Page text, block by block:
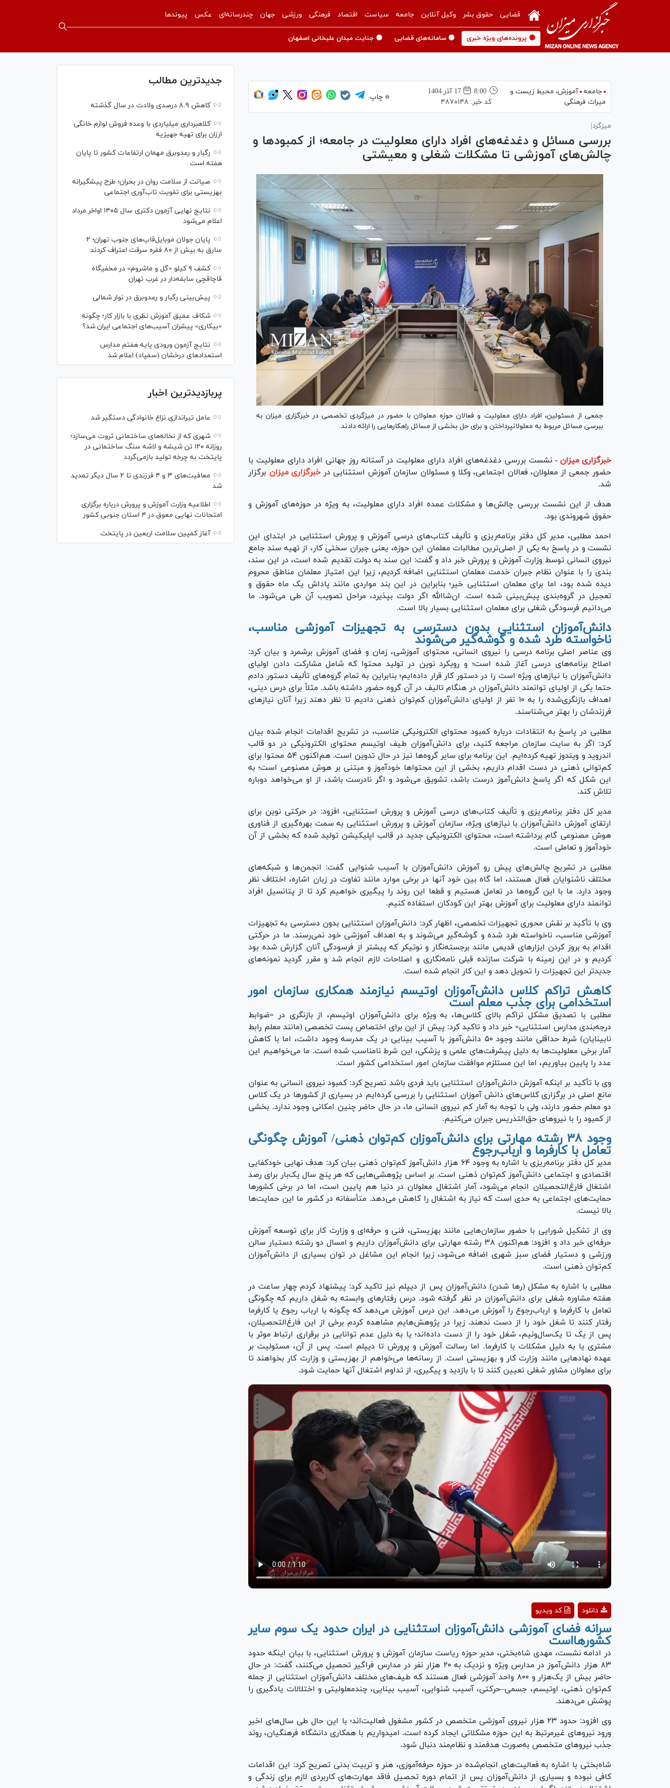
قضایی حقوق بشر وکیل آنلاین جامعه سیاست اقتصاد فرهنگی ورزشی جهان چندرسانه‌ای عکس پیوندها
🟡 پرونده‌های ویژه خبری 🟡 سامانه‌های قضایی 🟡 جنایت میدان علیخانی اصفهان
جامعه آموزش،‌ محیط زیست و
میراث فرهنگی
8:00
17 آذر 1404
کد خبر: ۴۸۷۰۱۴۸
چاپ
میزگرد|
بررسی مسائل و دغدغه‌های افراد دارای معلولیت در جامعه؛ از کمبودها و
چالش‌های آموزشی تا مشکلات شغلی و معیشتی
جمعی از مسئولین، افراد دارای معلولیت و فعالان حوزه معلولان با حضور در میزگردی تخصصی در خبرگزاری میزان به
ببرسی مسائل مربوط به معلولانپرداختن و برای حل بخشی از مسائل راهکارهایی را ارائه دادند.
خبرگزاری میزان - نشست بررسی دغدغه‌های افراد دارای معلولیت در آستانه روز جهانی افراد دارای معلولیت با
حضور جمعی از معلولان، فعالان اجتماعی، وکلا و مسئولان سازمان آموزش استثنایی در خبرگزاری میزان برگزار
شد.
هدف از این نشست بررسی چالش‌ها و مشکلات عمده افراد دارای معلولیت، به ویژه در حوزه‌های آموزش و
حقوق شهروندی بود.
احمد مطلبی، مدیر کل دفتر برنامه‌ریزی و تألیف کتاب‌های درسی آموزش و پرورش استثنایی در ابتدای این
نشست و در پاسخ به یکی از اصلی‌ترین مطالبات معلمان این حوزه، یعنی جبران سختی کار، از تهیه سند جامع
نیروی انسانی توسط وزارت آموزش و پرورش خبر داد و گفت: این سند به دولت تقدیم شده است، در این سند،
بندی را با عنوان نظام جبران خدمت معلمان استثنایی اضافه کردیم، زیرا این امتیاز معلمان مناطق محروم
دیده شده بود، اما برای معلمان استثنایی خیر؛ بنابراین در این بند مواردی مانند پاداش یک ماه حقوق و
تعجیل در گروه‌بندی پیش‌بینی شده است. ان‌شاالله اگر دولت بپذیرد، مراحل تصویب آن طی می‌شود. ما
می‌دانیم فرسودگی شغلی برای معلمان استثنایی بسیار بالا است.
دانش‌آموزان استثنایی بدون دسترسی به تجهیزات آموزشی مناسب،
ناخواسته طرد شده و گوشه‌گیر می‌شوند
وی عناصر اصلی برنامه درسی را نیروی انسانی، محتوای آموزشی، زمان و فضای آموزش برشمرد و بیان کرد:
اصلاح برنامه‌های درسی آغاز شده است؛ و رویکرد نوین در تولید محتوا که شامل مشارکت دادن اولیای
دانش‌آموزان با نیاز‌های ویژه است را در دستور کار قرار داده‌ایم؛ بنابراین به تمام گروه‌های تألیف دستور دادم
حتما یکی از اولیای توانمند دانش‌آموزان در هنگام تالیف در آن گروه حضور داشته باشد. مثلاً برای درس دینی،
اهداف بازنگری‌شده را به ۱۰ نفر از اولیای دانش‌آموزان کم‌توان ذهنی دادیم تا نظر دهند زیرا آنان نیاز‌های
فرزندشان را بهتر می‌شناسند.
مطلبی در پاسخ به انتقادات درباره کمبود محتوای الکترونیکی مناسب، در تشریح اقدامات انجام شده بیان
کرد: اگر به سایت سازمان مراجعه کنید، برای دانش‌آموزان طیف اوتیسم محتوای الکترونیکی در دو قالب
اندروید و ویندوز تهیه کرده‌ایم. این برنامه برای سایر گروه‌ها نیز در حال تدوین است. هم‌اکنون ۵۴ محتوا برای
کم‌توانی ذهنی در دست اقدام داریم، بخشی از این محتوا‌ها خودآموز و مبتنی بر هوش مصنوعی است؛ به
این شکل که اگر پاسخ دانش‌آموز درست باشد، تشویق می‌شود و اگر نادرست باشد، از او می‌خواهد دوباره
تلاش کند.
مدیر کل دفتر برنامه‌ریزی و تألیف کتاب‌های درسی آموزش و پرورش استثنایی، افزود: در حرکتی نوین برای
ارتقای آموزش دانش‌آموزان با نیاز‌های ویژه، سازمان آموزش و پرورش استثنایی به سمت بهره‌گیری از فناوری
هوش مصنوعی گام برداشته است، محتوای الکترونیکی جدید در قالب اپلیکیشن تولید شده که بخشی از آن
خودآموز و تعاملی است.
مطلبی در تشریح چالش‌های پیش رو آموزش دانش‌آموزان با آسیب شنوایی گفت: انجمن‌ها و شبکه‌های
مختلف ناشنوایان فعال هستند، اما گاه بین خود آنها در برخی موارد مانند تفاوت در زبان اشاره، اختلاف نظر
وجود دارد. ما با این گروه‌ها در تعامل هستیم و قطعا این روند را پیگیری خواهیم کرد تا از پتانسیل افراد
توانمند دارای معلولیت برای آموزش بهتر این کودکان استفاده کنیم.
وی با تأکید بر نقش محوری تجهیزات تخصصی، اظهار کرد: دانش‌آموزان استثنایی بدون دسترسی به تجهیزات
آموزشی مناسب، ناخواسته طرد شده و گوشه‌گیر می‌شوند و به اهداف آموزشی خود نمی‌رسند. ما در حرکتی
اقدام به بروز کردن ابزار‌های قدیمی مانند برجسته‌نگار و نوتیکر که پیشتر از فرسودگی آنان گزارش شده بود
کردیم و در این زمینه با شرکت سازنده قبلی نامه‌نگاری و اصلاحات لازم انجام شد و مقرر گردید نمونه‌های
جدیدتر این تجهیزات را تحویل دهد و این کار انجام شده است.
کاهش تراکم کلاس‌ دانش‌آموزان اوتیسم نیازمند همکاری سازمان امور
استخدامی برای جذب معلم است
مطلبی با تصدیق مشکل تراکم بالای کلاس‌ها، به ویژه برای دانش‌آموزان اوتیسم، از بازنگری در «ضوابط
درجه‌بندی مدارس استثنایی» خبر داد و تاکید کرد: پیش از این برای اختصاص پست تخصصی (مانند معلم رابط
نابینایان) شرط حداقلی مانند وجود ۵۰ دانش‌آموز با آسیب بینایی در یک مدرسه وجود داشت، اما با کاهش
آمار برخی معلولیت‌ها به دلیل پیشرفت‌های علمی و پزشکی، این شرط نامناسب شده است. ما می‌خواهیم این
عدد را پایین بیاوریم، اما این مستلزم موافقت سازمان امور استخدامی کشور است.
وی با تأکید بر اینکه آموزش دانش‌آموزان استثنایی باید فردی باشد تصریح کرد: کمبود نیروی انسانی به عنوان
مانع اصلی در برگزاری کلاس‌های دانش آموزان استثنایی را بررسی کرده‌ایم در بسیاری از کشور‌ها در یک کلاس
دو معلم حضور دارند، ولی با توجه به آمار کم نیروی انسانی ما، در حال حاضر چنین امکانی وجود ندارد. بخشی
از کمبود را با نیرو‌های حق‌التدریس جبران می‌کنیم.
وجود ۳۸ رشته مهارتی برای دانش‌آموزان کم‌توان ذهنی/ آموزش چگونگی
تعامل با کارفرما و ارباب‌رجوع
مدیر کل دفتر برنامه‌ریزی با اشاره به وجود ۶۴ هزار دانش‌آموز کم‌توان ذهنی بیان کرد: هدف نهایی خودکفایی
اقتصادی و اجتماعی دانش‌آموز کم‌توان ذهنی است. بر اساس پژوهشی‌هایی که هر پنج سال یک‌بار برای رصد
اشتغال فارغ‌التحصیلان انجام می‌شود، آمار اشتغال معلولان در دنیا هم پایین است، اما در برخی کشور‌ها
حمایت‌های اجتماعی به حدی است که نیاز به اشتغال را کاهش می‌دهد. متأسفانه در کشور ما این حمایت‌ها
بالا نیست.
وی از تشکیل شورایی با حضور سازمان‌هایی مانند بهزیستی، فنی و حرفه‌ای و وزارت کار برای توسعه آموزش
حرفه‌ای خبر داد و افزود: هم‌اکنون ۳۸ رشته مهارتی برای دانش‌آموزان داریم و امسال دو رشته دستیار سالن
ورزشی و دستیار فضای سبز شهری اضافه می‌شود، زیرا انجام این مشاغل در توان بسیاری از دانش‌آموزان
کم‌توان ذهنی است.
مطلبی با اشاره به مشکل (رها شدن) دانش‌آموزان پس از دیپلم نیز تاکید کرد: پیشنهاد کردم چهار ساعت در
هفته مشاوره شغلی برای دانش‌آموزان در نظر گرفته شود. درس رفتار‌های وابسته به شغل داریم که چگونگی
تعامل با کارفرما و ارباب‌رجوع را آموزش می‌دهد. این درس آموزش می‌دهد که چگونه با ارباب‌ رجوع یا کارفرما
رفتار کنند تا شغل خود را از دست ندهند. زیرا در پژوهش‌هایم مشاهده کردم برخی از این فارغ‌التحصیلان،
پس از یک تا یک‌سال‌ونیم، شغل خود را از دست داده‌اند؛ یا به دلیل عدم توانایی در برقراری ارتباط موثر با
مشتری یا به دلیل مشکلات با کارفرما. اما رسالت آموزش و پرورش تا دیپلم است. پس از آن، مسئولیت بر
عهده نهاد‌هایی مانند وزارت کار و بهزیستی است. از رسانه‌ها می‌خواهم از بهزیستی و وزارت کار بخواهند تا
برای معلولان مشاور شغلی تعیین کنند تا با بازدید و پیگیری، از تداوم اشتغال آنها حمایت شود.
کد ویدیو دانلود
سرانه فضای آموزشی دانش‌آموزان استثنایی در ایران حدود یک سوم سایر
کشورهااست
در ادامه نشست، مهدی شاه‌بختی، مدیر حوزه ریاست سازمان آموزش و پرورش استثنایی، با بیان اینکه حدود
۸۳ هزار دانش‌آموز در مدارس ویژه و نزدیک به ۲۰ هزار نفر در مدارس فراگیر تحصیل می‌کنند، گفت: در حال
حاضر بیش از یک‌هزار و ۸۰۰ واحد آموزشی فعال هستند که طیف‌های مختلف دانش‌آموزان استثنایی از جمله
کم‌توان ذهنی، اوتیسم، جسمی–حرکتی، آسیب شنوایی، آسیب بینایی، چندمعلولیتی و اختلالات یادگیری را
پوشش می‌دهند.
وی افزود: حدود ۲۳ هزار نیروی آموزشی متخصص در کشور مشغول فعالیت‌اند؛ با این حال طی سال‌های اخیر
ورود نیروهای غیرمرتبط به این حوزه مشکلاتی ایجاد کرده است. امیدواریم با همکاری دانشگاه فرهنگیان، روند
جذب نیروهای متخصص به‌صورت هدفمند و نظام‌مند دنبال شود.
شاه‌بختی با اشاره به فعالیت‌های انجام‌شده در حوزه حرفه‌آموزی، هنر و تربیت بدنی تصریح کرد: این اقدامات
کافی نبوده و بسیاری از دانش‌آموزان پس از اتمام دوره تحصیل فاقد مهارت‌های کاربردی لازم برای زندگی و
جدیدترین مطالب
کاهش ۸.۹ درصدی ولادت در سال گذشته
کلاهبرداری میلیاردی با وعده فروش لوازم خانگی
ارزان برای تهیه جهیزیه
رگبار و رعدوبرق مهمان ارتفاعات کشور تا پایان
هفته است
صیانت از سلامت روان در بحران؛ طرح پیشگیرانه
بهزیستی برای تقویت تاب‌آوری اجتماعی
نتایج نهایی آزمون دکتری سال ۱۴۰۵ اواخر مرداد
اعلام می‌شود
پایان جولان موبایل‌قاپ‌های جنوب تهران؛ ۲
سارق به بیش از ۸۰ فقره سرقت اعتراف کردند
کشف ۹ کیلو «گل و ماشروم» در مخفیگاه
قاچاقچی سابقه‌دار در غرب تهران
پیش‌بینی رگبار و رعدوبرق در نوار شمالی
شکاف عمیق آموزش نظری با بازار کار؛ چگونه
«بیکاری» پیشران آسیب‌های اجتماعی ایران شد؟
نتایج آزمون ورودی پایه هفتم مدارس
استعدادهای درخشان (سمپاد) اعلام شد
پربازدیدترین اخبار
عامل تیراندازی نزاع خانوادگی دستگیر شد
شهری که از نخاله‌های ساختمانی ثروت می‌سازد؛
روزانه ۱۲۰ تن شیشه و لاشه سنگ ساختمانی در
پایتخت به چرخه تولید بازمی‌گردد
معافیت‌های ۳ و ۴ فرزندی تا ۲ سال دیگر تمدید
شد
اطلاعیه وزارت آموزش و پرورش درباره برگزاری
امتحانات نهایی معوق در ۴ استان جنوبی کشور
آغاز کمپین سلامت اربعین در پایتخت